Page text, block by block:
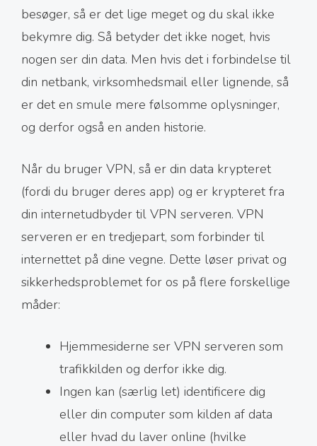
besøger, så er det lige meget og du skal ikke
bekymre dig. Så betyder det ikke noget, hvis
nogen ser din data. Men hvis det i forbindelse til
din netbank, virksomhedsmail eller lignende, så
er det en smule mere følsomme oplysninger,
og derfor også en anden historie.
Når du bruger VPN, så er din data krypteret
(fordi du bruger deres app) og er krypteret fra
din internetudbyder til VPN serveren. VPN
serveren er en tredjepart, som forbinder til
internettet på dine vegne. Dette løser privat og
sikkerhedsproblemet for os på flere forskellige
måder:
Hjemmesiderne ser VPN serveren som
trafikkilden og derfor ikke dig.
Ingen kan (særlig let) identificere dig
eller din computer som kilden af data
eller hvad du laver online (hvilke